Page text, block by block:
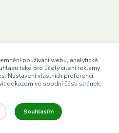
cookies.
používání webu, analytické
také pro účely cílení reklamy
Nastavení vlastních preferencí
odkazem ve spodní části stránek.
Souhlasím